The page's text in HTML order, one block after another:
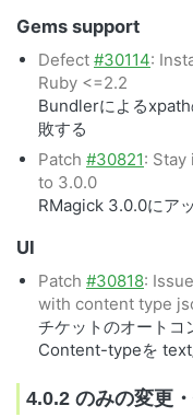
Gems support
Defect #30114:
Ruby <=2.2
Bundlerによる
敗する
Patch #30821: Stay
to 3.0.0
RMagick 3.0.0にア
UI
Patch #30818:
with content type
チケットのオートコ
Content-typeを
4.0.2 のみの変更